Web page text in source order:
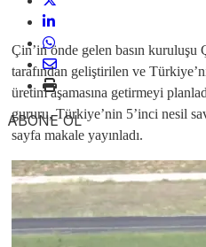
ABONE OL
Çin’in önde gelen basın kuruluşu
tarafından geliştirilen ve
üretim aşamasına getirmeyi
gururu, Türkiye’nin 5’inci nesil
sayfa makale yayınladı.